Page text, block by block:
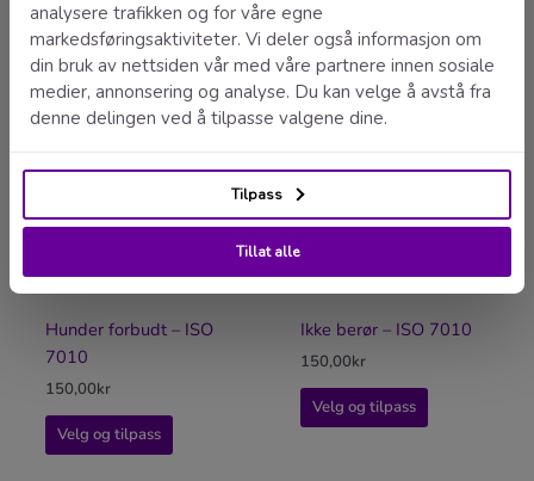
Hunder forbudt – ISO
7010
150,00kr
Velg og tilpass
Ikke berør – ISO 7010
150,00kr
Velg og tilpass